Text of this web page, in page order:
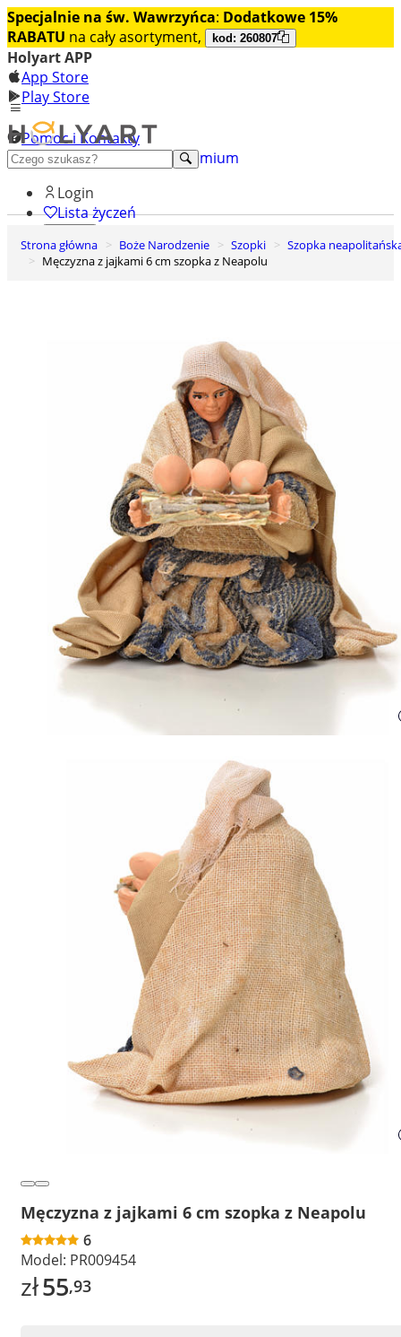
Specjalnie na św. Wawrzyńca: Dodatkowe 15%
RABATU na cały asortyment, kod: 260807
Holyart APP
App Store
Play Store
Pomoc i Kontakty
+48 222 922 860
Odkryj premium
Login
Lista życzeń
0
Koszyk
Strona główna Boże Narodzenie Szopki
Szopka
Męczyzna z jajkami 6 cm szopka z Neapolu
Męczyzna z jajkami 6 cm szopka z Neapolu
6
Model: PR009454
zł55,93